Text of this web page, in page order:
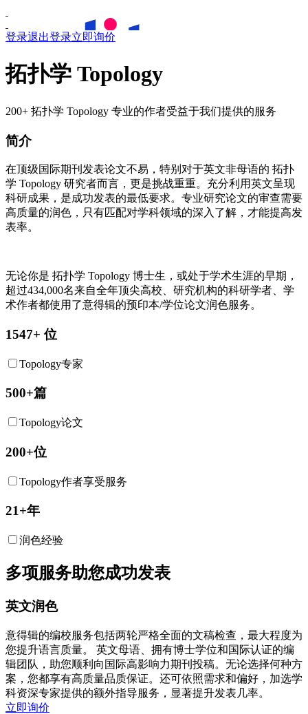
登录退出登录立即询价
拓扑学 Topology
200+ 拓扑学 Topology 专业的作者受益于我们提供的服务
简介
在顶级国际期刊发表论文不易，特别对于英文非母语的 拓扑
学 Topology 研究者而言，更是挑战重重。充分利用英文呈现
科研成果，是成功发表的最低要求。专业研究论文的审查需要
高质量的润色，只有匹配对学科领域的深入了解，才能提高发
表率。
无论你是 拓扑学 Topology 博士生，或处于学术生涯的早期，
超过434,000名来自全年顶尖高校、研究机构的科研学者、学
术作者都使用了意得辑的预印本/学位论文润色服务。
1547+ 位
Topology专家
500+篇
Topology论文
200+位
Topology作者享受服务
21+年
润色经验
多项服务助您成功发表
英文润色
意得辑的编校服务包括两轮严格全面的文稿检查，最大程度为
您提升语言质量。 英文母语、拥有博士学位和国际认证的编
辑团队，助您顺利向国际高影响力期刊投稿。无论选择何种方
案，您都享有高质量品质保证。还可依照需求和偏好，加选学
科资深专家提供的额外指导服务，显著提升发表几率。
立即询价